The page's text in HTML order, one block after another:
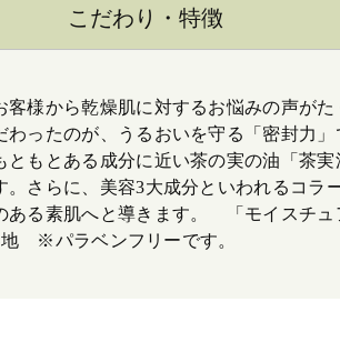
こだわり・特徴
様から乾燥肌に対するお悩みの声が
ったのが、うるおいを守る「密封力
もとある成分に近い茶の実の油「茶
さらに、美容3大成分といわれるコラ
ある素肌へと導きます。 「モイスチ
※パラベンフリーです。